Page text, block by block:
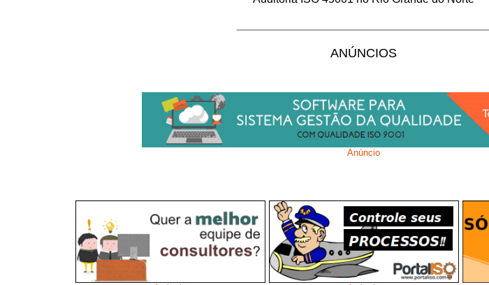
ANÚNCIOS
Anúncio